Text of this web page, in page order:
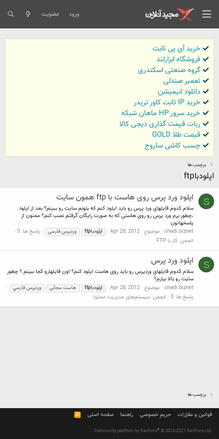
ورود عضویت
خرید آی پی ثابت
فروشگاه ابزارلند
گروه صنعتی اسکندری
تعمیر صندلی
داتلود انیمیشن
خرید IP ثابت کاور تریدر
خرید سرور HP ماهان شبکه
ربات قیمت گذاری دیجی کالا
قیمت طلا GOLD
چسب کاشی ساروج
برچسب ها
اپلودباftp
S اپلود ورد پرس روی هاست با ftp همون سایت
سلام کدوم فایلهای ورد پرس رو باید اپلود کنم که بتونم سایت رو ببینم؟ بعد از اپلود
،چطور برم ورد پرس رو روی هاستی که به صورت رایگان گرفتم نصب کنم؟ ممنون از
پاسخهاتون
shadi.biznet موضوع Apr 28, 2012 اپلودباftp وردپرس فارسی
پاسخ ها: 3
انجمن: كار با FTP
S اپلود ورد پرس
سلام کدوم فایلهای وردپرس رو باید روی هاست اپلود کنم؟ اون فایلهارو کجا ببینم ؟ چطور
سایت رو بالا بیارم؟
shadi.biznet موضوع Apr 28, 2012 اپلودباftp هاست مجانی وردپرس فارسي
پاسخ ها: 3 انجمن: سیستم‌های مدیریت محتوا
برچسب ها
قوانین و مقرّرات حریم خصوصی راهنما صفحه اصلی
R
S
Community platform by XenForo® © 2010-2021 XenForo Ltd.